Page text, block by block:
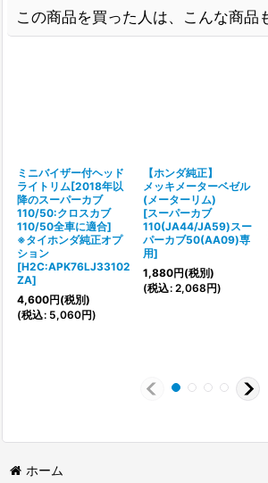
この商品を買った人は、こんな商品
ミニバイザー付ヘッド
ライトリム[2018年以
降のスーパーカブ
110/50:クロスカブ
110/50全車に適合]
※タイホンダ純正オプ
ション
[H2C:APK76LJ33102
ZA]
4,600円(税別)
(税込: 5,060円)
【ホンダ純正】
メッキメーターベゼル
(メーターリム)
[スーパーカブ
110(JA44/JA59)スー
パーカブ50(AA09)専
用]
1,880円(税別)
(税込: 2,068円)
ホーム